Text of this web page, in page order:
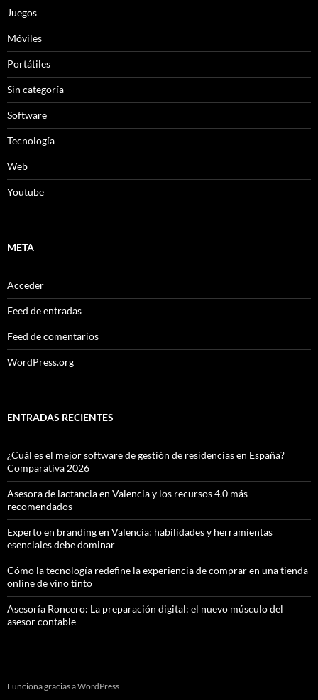
Juegos
Móviles
Portátiles
Sin categoría
Software
Tecnología
Web
Youtube
META
Acceder
Feed de entradas
Feed de comentarios
WordPress.org
ENTRADAS RECIENTES
¿Cuál es el mejor software de gestión de residencias en España?
Comparativa 2026
Asesora de lactancia en Valencia y los recursos 4.0 más
recomendados
Experto en branding en Valencia: habilidades y herramientas
esenciales debe dominar
Cómo la tecnología redefine la experiencia de comprar en una tienda
online de vino tinto
Asesoría Roncero: La preparación digital: el nuevo músculo del
asesor contable
Funciona gracias a WordPress